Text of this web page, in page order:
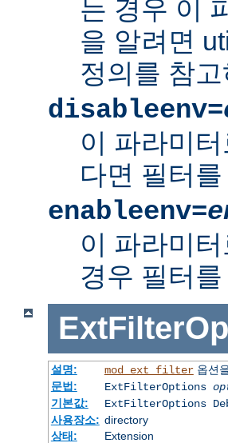
는 경우 이
을 알려면
정의를 참
disableenv=
이 파라미
다면 필터
enableenv=
이 파라미
경우 필터
설명: mod_ext_filter옵션
문법:
ExtFilterOptions
기본값:
ExtFilterOptions
사용장소: directory
상태:
Extension